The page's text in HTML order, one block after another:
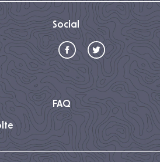
Social
FAQ